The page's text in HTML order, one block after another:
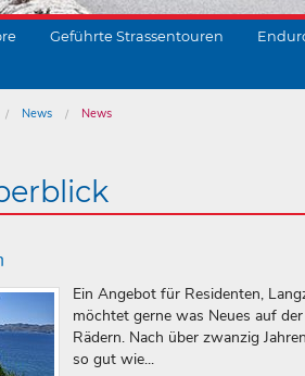
Geführte Strassentouren
News
News
Ein Angebot für Residenten,
möchtet gerne was Neues auf
Rädern. Nach über zwanzig
so gut wie...